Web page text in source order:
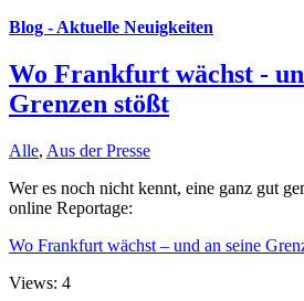
Blog - Aktuelle Neuigkeiten
Wo Frankfurt wächst -
Grenzen stößt
Alle, Aus der Presse
Wer es noch nicht kennt, eine ganz gut
online Reportage:
Wo Frankfurt wächst – und an seine
Views: 4